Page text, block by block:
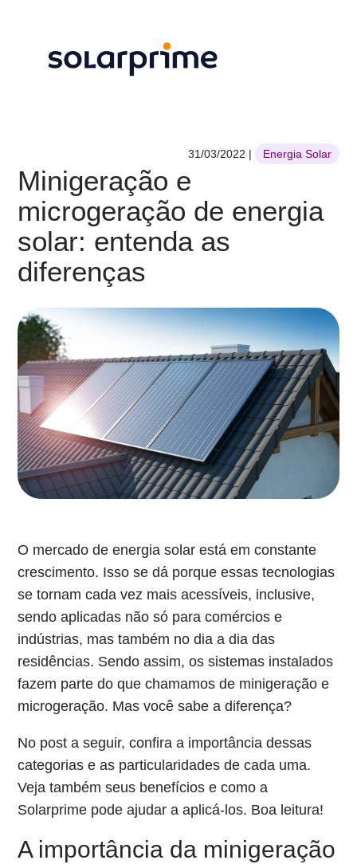
Minigeração e
microgeração de energia
solar: entenda as
diferenças
31/03/2022 | Energia Solar
O mercado de energia solar está em constante
crescimento. Isso se dá porque essas tecnologias
se tornam cada vez mais acessíveis, inclusive,
sendo aplicadas não só para comércios e
indústrias, mas também no dia a dia das
residências. Sendo assim, os sistemas instalados
fazem parte do que chamamos de minigeração e
microgeração. Mas você sabe a diferença?
No post a seguir, confira a importância dessas
categorias e as particularidades de cada uma.
Veja também seus benefícios e como a
Solarprime pode ajudar a aplicá-los. Boa leitura!
A importância da minigeração